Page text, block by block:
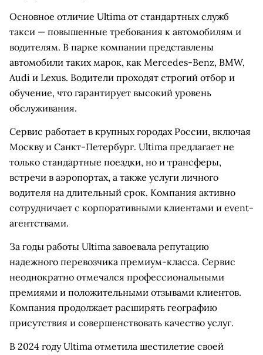
Основное отличие Ultima от стандартных служб
такси — повышенные требования к автомобилям и
водителям. В парке компании представлены
автомобили таких марок, как Mercedes-Benz, BMW,
Audi и Lexus. Водители проходят строгий отбор и
обучение, что гарантирует высокий уровень
обслуживания.
Сервис работает в крупных городах России, включая
Москву и Санкт-Петербург. Ultima предлагает не
только стандартные поездки, но и трансферы,
встречи в аэропортах, а также услуги личного
водителя на длительный срок. Компания активно
сотрудничает с корпоративными клиентами и event-
агентствами.
За годы работы Ultima завоевала репутацию
надежного перевозчика премиум-класса. Сервис
неоднократно отмечался профессиональными
премиями и положительными отзывами клиентов.
Компания продолжает расширять географию
присутствия и совершенствовать качество услуг.
В 2024 году Ultima отметила шестилетие своей